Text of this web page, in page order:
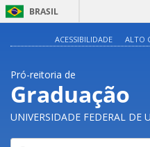
BRASIL
ACESSIBILIDADE ALTO
Pró-reitoria de
Graduação
UNIVERSIDADE FEDERAL DE